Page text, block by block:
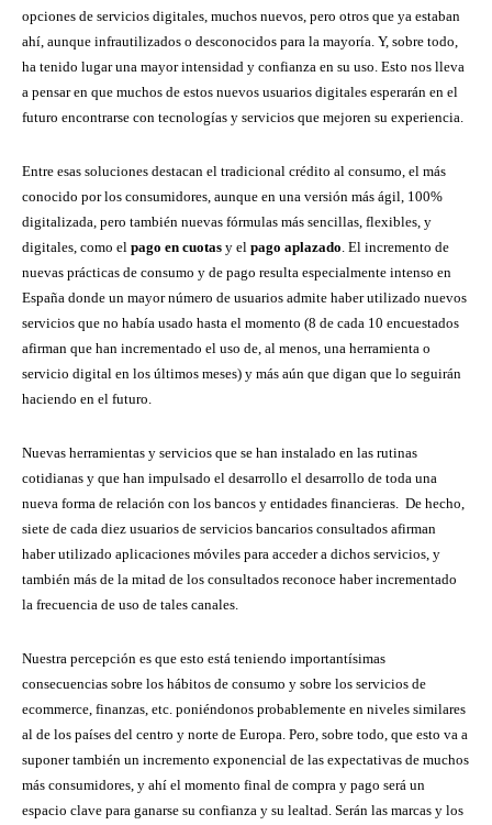
opciones de servicios digitales, muchos nuevos, pero otros que ya estaban
ahí, aunque infrautilizados o desconocidos para la mayoría. Y, sobre todo,
ha tenido lugar una mayor intensidad y confianza en su uso. Esto nos lleva
a pensar en que muchos de estos nuevos usuarios digitales esperarán en el
futuro encontrarse con tecnologías y servicios que mejoren su experiencia.
Entre esas soluciones destacan el tradicional crédito al consumo, el más
conocido por los consumidores, aunque en una versión más ágil, 100%
digitalizada, pero también nuevas fórmulas más sencillas, flexibles, y
digitales, como el pago en cuotas y el pago aplazado . El incremento de
nuevas prácticas de consumo y de pago resulta especialmente intenso en
España donde un mayor número de usuarios admite haber utilizado nuevos
servicios que no había usado hasta el momento (8 de cada 10 encuestados
afirman que han incrementado el uso de, al menos, una herramienta o
servicio digital en los últimos meses) y más aún que digan que lo seguirán
haciendo en el futuro.
Nuevas herramientas y servicios que se han instalado en las rutinas
cotidianas y que han impulsado el desarrollo el desarrollo de toda una
nueva forma de relación con los bancos y entidades financieras. De hecho,
siete de cada diez usuarios de servicios bancarios consultados afirman
haber utilizado aplicaciones móviles para acceder a dichos servicios, y
también más de la mitad de los consultados reconoce haber incrementado
la frecuencia de uso de tales canales.
Nuestra percepción es que esto está teniendo importantísimas
consecuencias sobre los hábitos de consumo y sobre los servicios de
ecommerce, finanzas, etc. poniéndonos probablemente en niveles similares
al de los países del centro y norte de Europa. Pero, sobre todo, que esto va a
suponer también un incremento exponencial de las expectativas de muchos
más consumidores, y ahí el momento final de compra y pago será un
espacio clave para ganarse su confianza y su lealtad. Serán las marcas y los